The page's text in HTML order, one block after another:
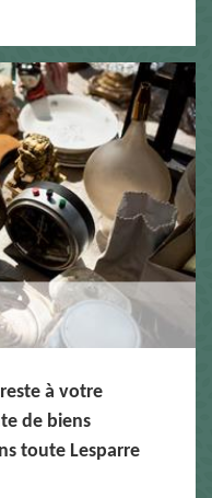
à votre
de biens
toute Lesparre